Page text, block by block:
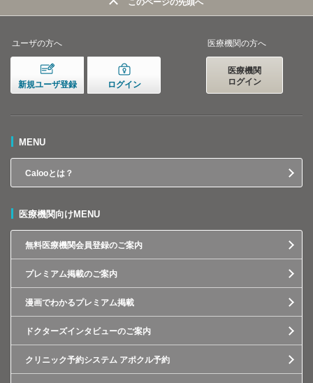
このページの先頭へ
ユーザの方へ
新規ユーザ登録 ログイン
医療機関の方へ
医療機関
ログイン
MENU
Calooとは？
医療機関向けMENU
無料医療機関会員登録のご案内
プレミアム掲載のご案内
漫画でわかるプレミアム掲載
ドクターズインタビューのご案内
クリニック予約システム アポクル予約